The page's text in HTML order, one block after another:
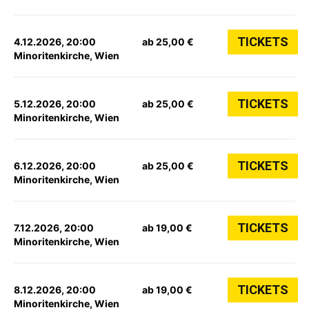
4.12.2026, 20:00
Minoritenkirche, Wien
ab 25,00 € TICKETS
5.12.2026, 20:00
Minoritenkirche, Wien
ab 25,00 € TICKETS
6.12.2026, 20:00
Minoritenkirche, Wien
ab 25,00 € TICKETS
7.12.2026, 20:00
Minoritenkirche, Wien
ab 19,00 € TICKETS
8.12.2026, 20:00
Minoritenkirche, Wien
ab 19,00 € TICKETS